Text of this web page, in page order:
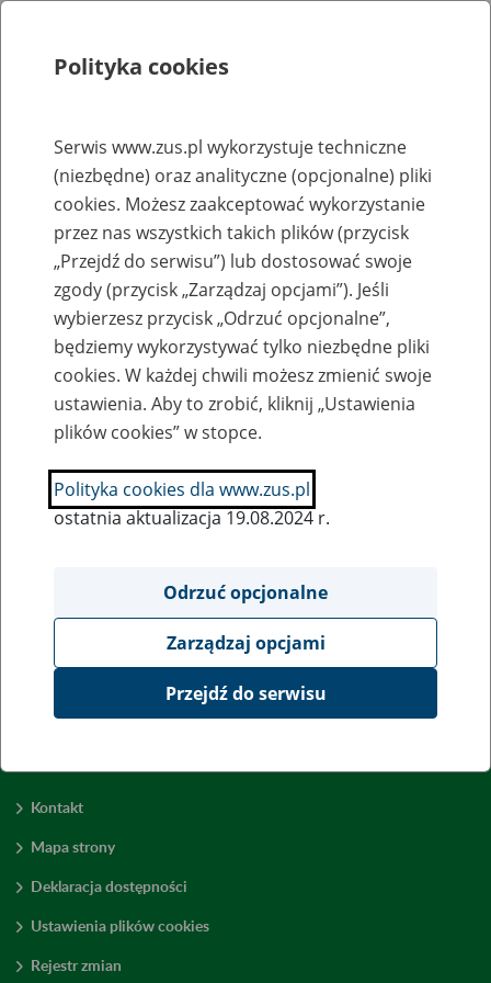
Rejestry, ewidencje i archiwa
Baza zlikwidowanych lub
przekształconych zakładów pracy
Nazwa zakładu pracy:
SZUKAJ
Wyświetl wszystkie
Kontakt
Mapa strony
Deklaracja dostępności
Ustawienia plików cookies
Rejestr zmian
Polityka cookies
Serwis www.zus.pl wykorzystuje techniczne
(niezbędne) oraz analityczne (opcjonalne) pliki
cookies. Możesz zaakceptować wykorzystanie
przez nas wszystkich takich plików (przycisk
„Przejdź do serwisu”) lub dostosować swoje
zgody (przycisk „Zarządzaj opcjami”). Jeśli
wybierzesz przycisk „Odrzuć opcjonalne”,
będziemy wykorzystywać tylko niezbędne pliki
cookies. W każdej chwili możesz zmienić swoje
ustawienia. Aby to zrobić, kliknij „Ustawienia
plików cookies” w stopce.
Polityka cookies dla www.zus.pl
ostatnia aktualizacja 19.08.2024 r.
Odrzuć opcjonalne
Zarządzaj opcjami
Przejdź do serwisu